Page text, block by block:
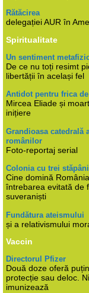
Rătăcirea
delegației AUR în
Spiritualitate
Un sentiment
De ce nu toți resimt
libertății în același fel
Antidot pentru frica
Mircea Eliade și
inițiere
Grandioasa catedrală
românilor
Foto-reportaj serial
Colonia cu trei stăpâni
Cine domină
întrebarea evitată de
suveraniști
Fundătura ateismului
și a relativismului
Vaccin
Directorul Pfizer
Două doze oferă
protecție sau deloc.
imunizează